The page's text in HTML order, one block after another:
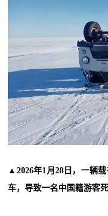
▲2026年1月28日，一辆
车，导致一名中国籍游客